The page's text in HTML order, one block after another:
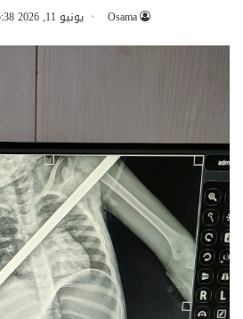
Osama يونيو 11, 2026 5:38 م